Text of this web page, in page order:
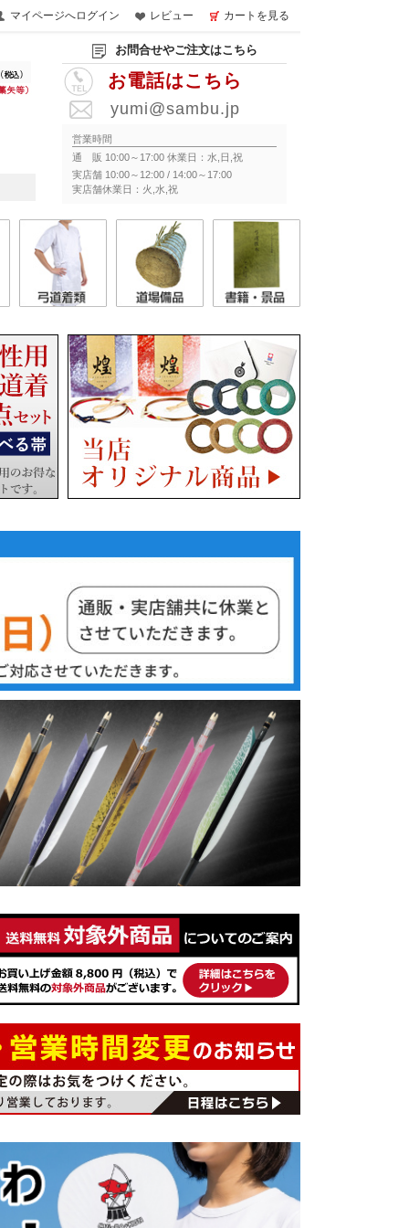
マイページへログイン レビュー カートを見る
お問合せやご注文はこちら
お電話はこちら
yumi@sambu.jp
営業時間
通 販 10:00～17:00 休業日：水,日,祝
実店舗 10:00～12:00 / 14:00～17:00
実店舗休業日：火,水,祝